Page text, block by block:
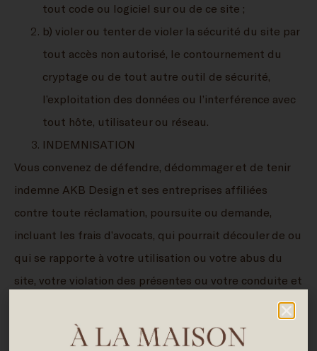
tout code ou logiciel sur ou de ce site ;
b) violer ou tenter de violer la sécurité du site par
tout accès non autorisé, le contournement du
cryptage ou de tout autre outil de sécurité,
l’exploitation des données ou l’interférence avec
tout hôte, utilisateur ou réseau.
INDEMNISATION
Vous convenez de défendre, dédommager et de tenir
indemne AKB Design et ses entreprises affiliées
contre toute réclamation, poursuite ou demande,
incluant les frais d’avocats, qui pourrait découler de ou
qui se rapporte à votre utilisation ou votre abus du
site, votre violation des présentes ou votre conduite et
choisirons notre avocat et participerons à notre propre